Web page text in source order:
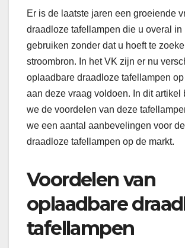
Er is de laatste jaren een groeiende
draadloze tafellampen die u overal in
gebruiken zonder dat u hoeft te
stroombron. In het VK zijn er nu
oplaadbare draadloze tafellampen
aan deze vraag voldoen. In dit artikel
we de voordelen van deze
we een aantal aanbevelingen voor
draadloze tafellampen op de markt.
Voordelen van
oplaadbare
tafellampen